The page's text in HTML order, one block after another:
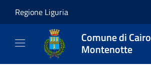
Regione Liguria
Comune di Cairo
Montenotte